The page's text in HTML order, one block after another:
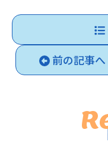
前の記事へ